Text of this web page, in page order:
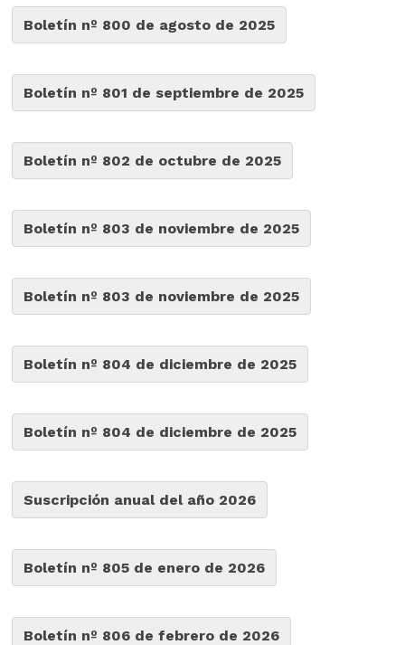
Boletín nº 800 de agosto de 2025
Boletín nº 801 de septiembre de 2025
Boletín nº 802 de octubre de 2025
Boletín nº 803 de noviembre de 2025
Boletín nº 803 de noviembre de 2025
Boletín nº 804 de diciembre de 2025
Boletín nº 804 de diciembre de 2025
Suscripción anual del año 2026
Boletín nº 805 de enero de 2026
Boletín nº 806 de febrero de 2026